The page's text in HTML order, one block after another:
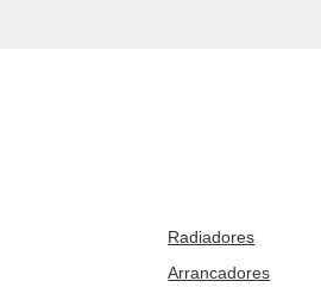
Radiadores
Arrancadores